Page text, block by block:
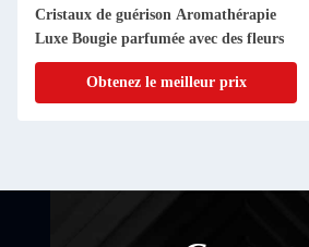
Cristaux de guérison Aromathérapie
Luxe Bougie parfumée avec des fleurs
Obtenez le meilleur prix